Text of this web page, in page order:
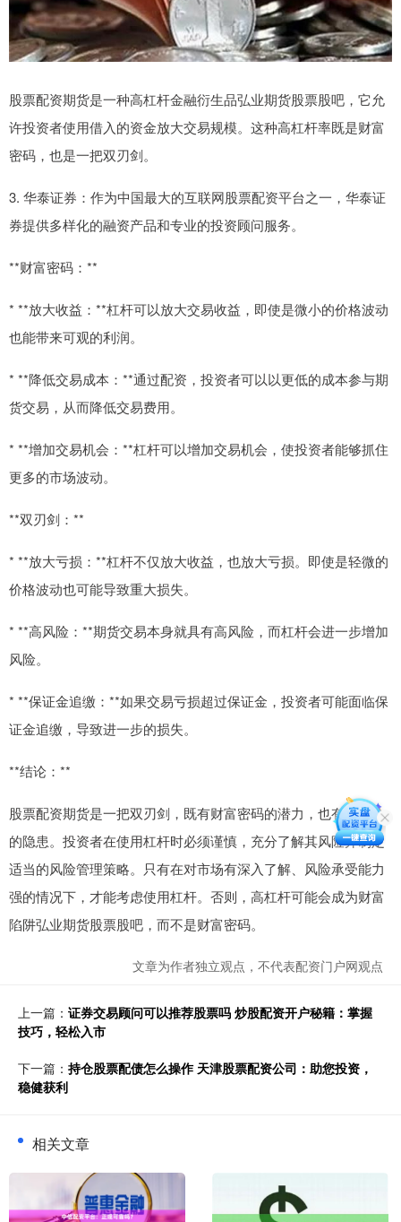
股票配资期货是一种高杠杆金融衍生品弘业期货股票股吧，它允
许投资者使用借入的资金放大交易规模。这种高杠杆率既是财富
密码，也是一把双刃剑。
3. 华泰证券：作为中国最大的互联网股票配资平台之一，华泰证
券提供多样化的融资产品和专业的投资顾问服务。
**财富密码：**
* **放大收益：**杠杆可以放大交易收益，即使是微小的价格波动
也能带来可观的利润。
* **降低交易成本：**通过配资，投资者可以以更低的成本参与期
货交易，从而降低交易费用。
* **增加交易机会：**杠杆可以增加交易机会，使投资者能够抓住
更多的市场波动。
**双刃剑：**
* **放大亏损：**杠杆不仅放大收益，也放大亏损。即使是轻微的
价格波动也可能导致重大损失。
* **高风险：**期货交易本身就具有高风险，而杠杆会进一步增加
风险。
* **保证金追缴：**如果交易亏损超过保证金，投资者可能面临保
证金追缴，导致进一步的损失。
**结论：**
股票配资期货是一把双刃剑，既有财富密码的潜力，也有高风险
的隐患。投资者在使用杠杆时必须谨慎，充分了解其风险并制定
适当的风险管理策略。只有在对市场有深入了解、风险承受能力
强的情况下，才能考虑使用杠杆。否则，高杠杆可能会成为财富
陷阱弘业期货股票股吧，而不是财富密码。
文章为作者独立观点，不代表配资门户网观点
上一篇： 证券交易顾问可以推荐股票吗 炒股配资开户秘籍：掌握
技巧，轻松入市
下一篇： 持仓股票配债怎么操作 天津股票配资公司：助您投资，
稳健获利
相关文章